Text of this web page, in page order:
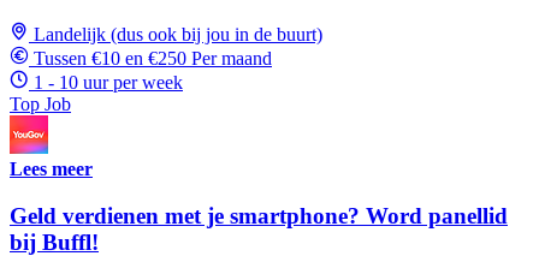
Landelijk (dus ook bij jou in de buurt)
Tussen €10 en €250 Per maand
1 - 10 uur per week
Top Job
Lees meer
Geld verdienen met je smartphone? Word panellid
bij Buffl!